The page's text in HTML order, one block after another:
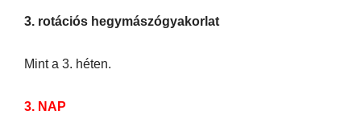
3. rotációs hegymászógyakorlat
Mint a 3. héten.
3. NAP